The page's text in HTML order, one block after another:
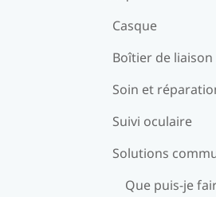
Casque
Boîtier de liaison
Soin et
Suivi oculaire
Solutions
Que puis-je